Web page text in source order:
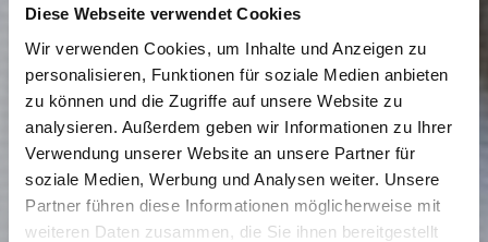
Diese Webseite verwendet Cookies
Wir verwenden Cookies, um Inhalte und Anzeigen zu
personalisieren, Funktionen für soziale Medien anbieten
zu können und die Zugriffe auf unsere Website zu
analysieren. Außerdem geben wir Informationen zu Ihrer
Verwendung unserer Website an unsere Partner für
soziale Medien, Werbung und Analysen weiter. Unsere
Partner führen diese Informationen möglicherweise mit
weiteren Daten zusammen, die Sie ihnen bereitgestellt
SHARE